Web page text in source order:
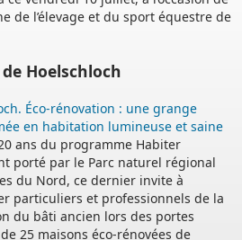
de l’élevage et du sport équestre de
de Hoelschloch
Éco-rénovation : une grange
en habitation lumineuse et saine
ans du programme Habiter
porté par le Parc naturel régional
du Nord, ce dernier invite à
particuliers et professionnels de la
du bâti ancien lors des portes
25 maisons éco-rénovées de